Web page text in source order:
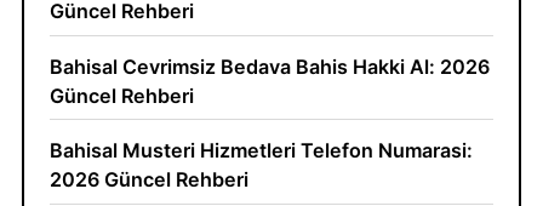
Güncel Rehberi
Bahisal Cevrimsiz Bedava Bahis Hakki Al: 2026
Güncel Rehberi
Bahisal Musteri Hizmetleri Telefon Numarasi:
2026 Güncel Rehberi